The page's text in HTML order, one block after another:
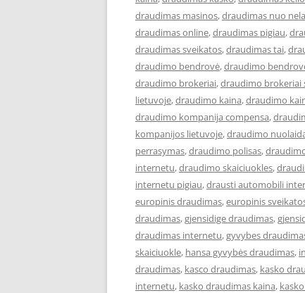
draudimas masinos,draudimas nuo
draudimas online,draudimas pigiau,
draudimas sveikatos,draudimas tai,
draudimo bendrovė,draudimo
draudimo brokeriai,draudimo brokeriai
lietuvoje,draudimo kaina,draudimo
draudimo kompanija compensa,
kompanijos lietuvoje,draudimo
perrasymas,draudimo polisas,
internetu,draudimo skaiciuokles,
internetu pigiau,drausti automobili
europinis draudimas,europinis
draudimas,gjensidige draudimas,
draudimas internetu,gyvybes
skaiciuokle, hansa gyvybės draudimas,
draudimas, kasco draudimas, kasko
internetu, kasko draudimas kaina,